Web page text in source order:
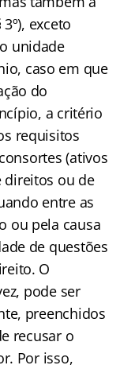
exceto
unidade
caso em que
do
a critério
requisitos
(ativos
direitos ou de
entre as
ou pela causa
de questões
O
pode ser
preenchidos
recusar o
Por isso,